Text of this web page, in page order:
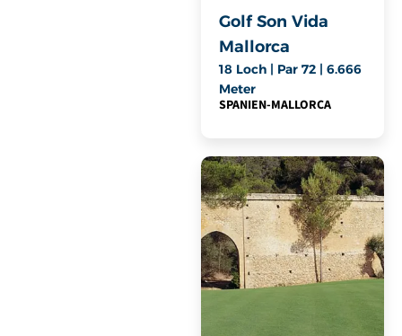
Golf Son Vida
Mallorca
18 Loch | Par 72 | 6.666
Meter
SPANIEN-MALLORCA